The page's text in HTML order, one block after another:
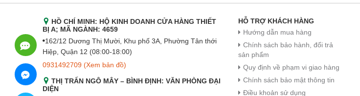
HỒ CHÍ MINH: HỘ KINH DOANH CỬA HÀNG THIẾT
BỊ A; MÃ NGÀNH: 4659
162/12 Dương Thị Mười, Khu phố 3A, Phường Tân thới
Hiệp, Quận 12 (08:00-18:00)
0931492709 (Xem bản đồ)
THỊ TRẤN NGÔ MÂY – BÌNH ĐỊNH: VĂN PHÒNG ĐẠI
DIỆN
HỖ TRỢ KHÁCH HÀNG
Hướng dẫn mua hàng
Chính sách bảo hành, đổi trả
sản phẩm
Quy định về phạm vi giao hàng
Chính sách bảo mật thông tin
Điều khoản sử dụng